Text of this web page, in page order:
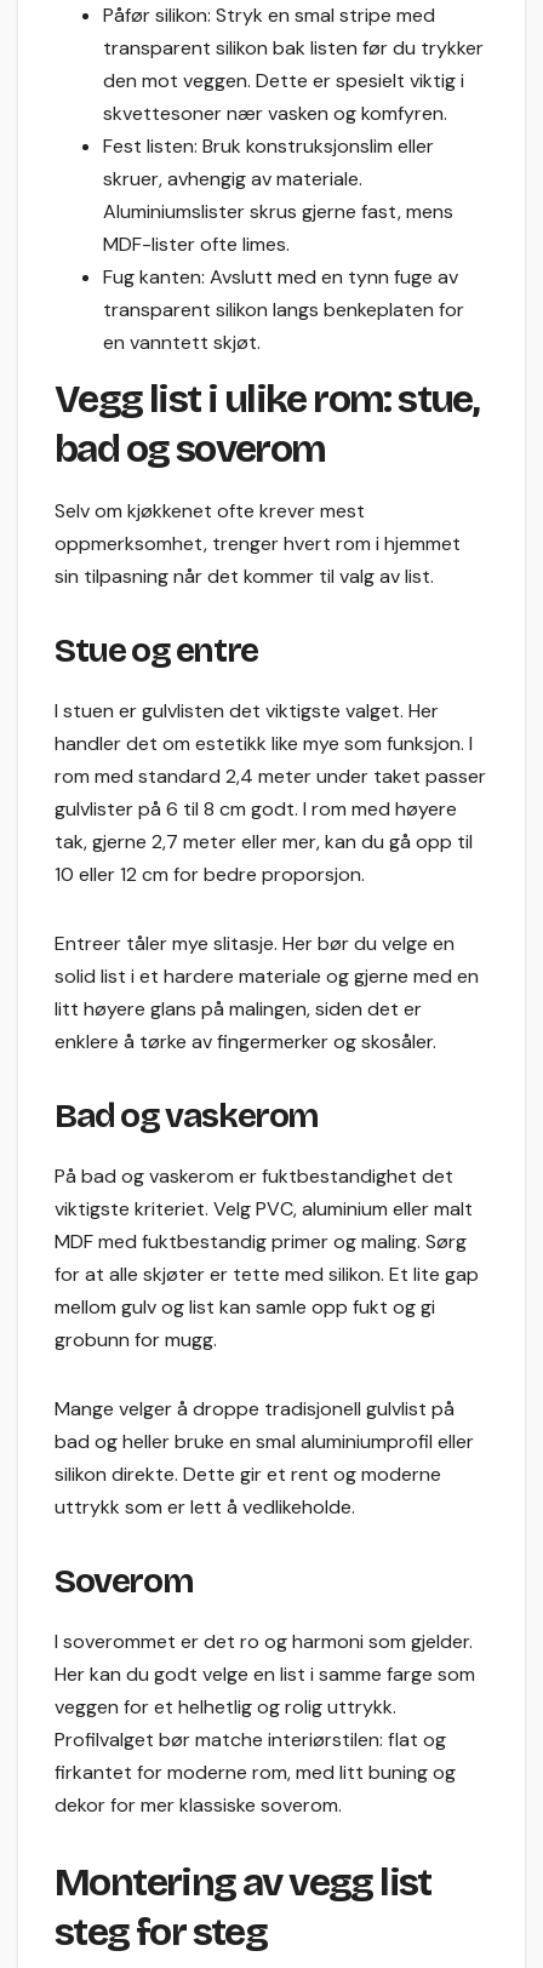
Påfør silikon: Stryk en smal stripe med
transparent silikon bak listen før du trykker
den mot veggen. Dette er spesielt viktig i
skvettesoner nær vasken og komfyren.
Fest listen: Bruk konstruksjonslim eller
skruer, avhengig av materiale.
Aluminiumslister skrus gjerne fast, mens
MDF-lister ofte limes.
Fug kanten: Avslutt med en tynn fuge av
transparent silikon langs benkeplaten for
en vanntett skjøt.
Vegg list i ulike rom: stue,
bad og soverom
Selv om kjøkkenet ofte krever mest
oppmerksomhet, trenger hvert rom i hjemmet
sin tilpasning når det kommer til valg av list.
Stue og entre
I stuen er gulvlisten det viktigste valget. Her
handler det om estetikk like mye som funksjon. I
rom med standard 2,4 meter under taket passer
gulvlister på 6 til 8 cm godt. I rom med høyere
tak, gjerne 2,7 meter eller mer, kan du gå opp til
10 eller 12 cm for bedre proporsjon.
Entreer tåler mye slitasje. Her bør du velge en
solid list i et hardere materiale og gjerne med en
litt høyere glans på malingen, siden det er
enklere å tørke av fingermerker og skosåler.
Bad og vaskerom
På bad og vaskerom er fuktbestandighet det
viktigste kriteriet. Velg PVC, aluminium eller malt
MDF med fuktbestandig primer og maling. Sørg
for at alle skjøter er tette med silikon. Et lite gap
mellom gulv og list kan samle opp fukt og gi
grobunn for mugg.
Mange velger å droppe tradisjonell gulvlist på
bad og heller bruke en smal aluminiumprofil eller
silikon direkte. Dette gir et rent og moderne
uttrykk som er lett å vedlikeholde.
Soverom
I soverommet er det ro og harmoni som gjelder.
Her kan du godt velge en list i samme farge som
veggen for et helhetlig og rolig uttrykk.
Profilvalget bør matche interiørstilen: flat og
firkantet for moderne rom, med litt buning og
dekor for mer klassiske soverom.
Montering av vegg list
steg for steg